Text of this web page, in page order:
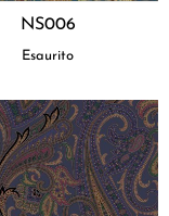
NS006
Esaurito